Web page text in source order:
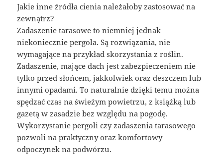
Jakie inne źródła cienia należałoby zastosować na
zewnątrz?
Zadaszenie tarasowe to niemniej jednak
niekoniecznie pergola. Są rozwiązania, nie
wymagające na przykład skorzystania z roślin.
Zadaszenie, mające dach jest zabezpieczeniem nie
tylko przed słońcem, jakkolwiek oraz deszczem lub
innymi opadami. To naturalnie dzięki temu można
spędzać czas na świeżym powietrzu, z książką lub
gazetą w zasadzie bez względu na pogodę.
Wykorzystanie pergoli czy zadaszenia tarasowego
pozwoli na praktyczny oraz komfortowy
odpoczynek na podwórzu.